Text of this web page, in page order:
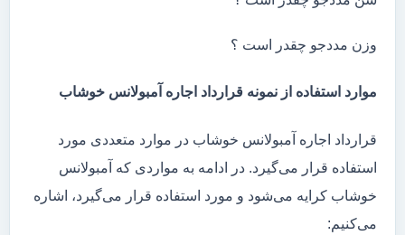
وزن مددجو چقدر است ؟
موارد استفاده از نمونه قرارداد اجاره آمبولانس خوشاب
قرارداد اجاره آمبولانس خوشاب در موارد متعددی مورد
استفاده قرار می‌گیرد. در ادامه به مواردی که آمبولانس
خوشاب کرایه می‌شود و مورد استفاده قرار می‌گیرد، اشاره
می‌کنیم: